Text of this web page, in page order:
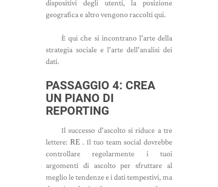
dispositivi degli utenti, la posizione
geografica e altro vengono raccolti qui.
È qui che si incontrano l'arte della
strategia sociale e l'arte dell'analisi dei
dati.
PASSAGGIO 4: CREA
UN PIANO DI
REPORTING
Il successo d'ascolto si riduce a tre
lettere: RE . Il tuo team social dovrebbe
controllare regolarmente i tuoi
argomenti di ascolto per sfruttare al
meglio le tendenze e i dati tempestivi, ma